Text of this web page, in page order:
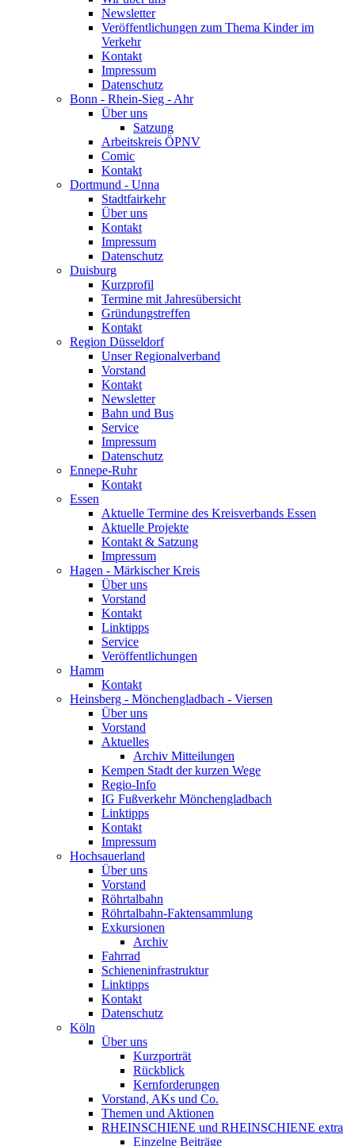
Newsletter
Veröffentlichungen zum Thema Kinder im
Verkehr
Kontakt
Impressum
Datenschutz
Bonn - Rhein-Sieg - Ahr
Über uns
Satzung
Arbeitskreis ÖPNV
Comic
Kontakt
Dortmund - Unna
Stadtfairkehr
Über uns
Kontakt
Impressum
Datenschutz
Duisburg
Kurzprofil
Termine mit Jahresübersicht
Gründungstreffen
Kontakt
Region Düsseldorf
Unser Regionalverband
Vorstand
Kontakt
Newsletter
Bahn und Bus
Service
Impressum
Datenschutz
Ennepe-Ruhr
Kontakt
Essen
Aktuelle Termine des Kreisverbands Essen
Aktuelle Projekte
Kontakt & Satzung
Impressum
Hagen - Märkischer Kreis
Über uns
Vorstand
Kontakt
Linktipps
Service
Veröffentlichungen
Hamm
Kontakt
Heinsberg - Mönchengladbach - Viersen
Über uns
Vorstand
Aktuelles
Archiv Mitteilungen
Kempen Stadt der kurzen Wege
Regio-Info
IG Fußverkehr Mönchengladbach
Linktipps
Kontakt
Impressum
Hochsauerland
Über uns
Vorstand
Röhrtalbahn
Röhrtalbahn-Faktensammlung
Exkursionen
Archiv
Fahrrad
Schieneninfrastruktur
Linktipps
Kontakt
Datenschutz
Köln
Über uns
Kurzporträt
Rückblick
Kernforderungen
Vorstand, AKs und Co.
Themen und Aktionen
RHEINSCHIENE und RHEINSCHIENE extra
Einzelne Beiträge